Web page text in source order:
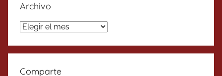
Archivo
Archivo
Comparte